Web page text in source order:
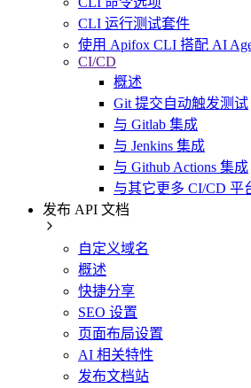
CLI 运行测试套件
使用 Apifox CLI 搭配 AI
CI/CD
概述
Git 提交自动触发测试
与 Gitlab 集成
与 Jenkins 集成
与 Github Actions 集成
与其它更多 CI/CD 平
发布 API 文档
自定义域名
概述
快捷分享
SEO 设置
页面布局设置
AI 相关特性
发布文档站